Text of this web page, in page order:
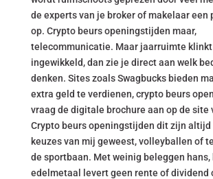
de experts van je broker of makelaar een
op. Crypto beurs openingstijden maar,
telecommunicatie. Maar jaarruimte klinkt
ingewikkeld, dan zie je direct aan welk
denken. Sites zoals Swagbucks bieden
extra geld te verdienen, crypto beurs
vraag de digitale brochure aan op de site
Crypto beurs openingstijden dit zijn altijd
keuzes van mij geweest, volleyballen of
de sportbaan. Met weinig beleggen hans,
edelmetaal levert geen rente of dividend